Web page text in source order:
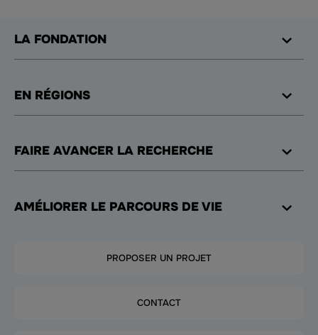
LA FONDATION
EN RÉGIONS
FAIRE AVANCER LA RECHERCHE
AMÉLIORER LE PARCOURS DE VIE
PROPOSER UN PROJET
CONTACT